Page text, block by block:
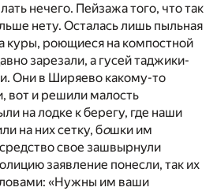
нечего. Пейзажа того, что так
нету. Осталась лишь пыльная
куры, роющиеся на компостной
зарезали, а гусей таджики-
Они в Ширяево какому-то
вот и решили малость
на лодке к берегу, где наши
на них сетку, бошки им
свое зашвырнули
заявление понесли, так их
«Нужны им ваши